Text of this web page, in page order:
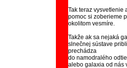
Tak teraz vysvetlenie
pomoc si zoberieme
okolitom vesmíre.
Takže ak sa nejaká
slnečnej sústave
prechádza
do namodralého
alebo galaxia od nás